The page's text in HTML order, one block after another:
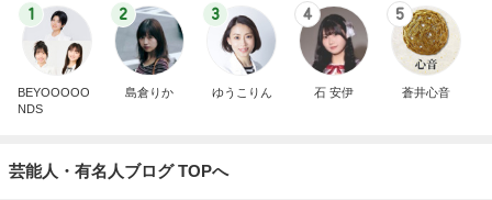
1
BEYOOOOO
NDS
2
島倉りか
3
ゆうこりん
4
石 安伊
5
蒼井心音
芸能人・有名人ブログ TOPへ